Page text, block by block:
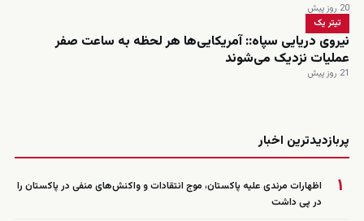
20 روز پیش
تیتر یک
نیروی دریایی سپاه:: آمریکایی‌ها هر لحظه به ساعت صفر
عملیات نزدیک می‌شوند
21 روز پیش
پربازدیدترین اخبار
۱
اظهارات مرندی علیه پاکستان، موج انتقادات و واکنش‌های منفی در پاکستان را
در پی داشت